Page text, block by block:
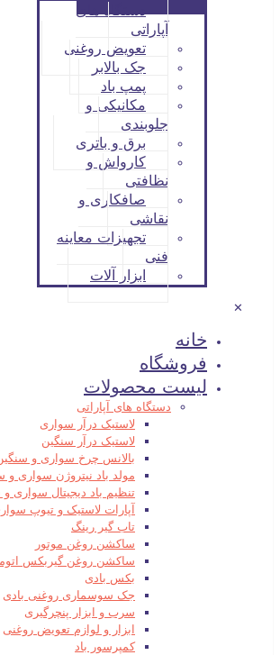
دستگاه های
آپاراتی
تعویض روغنی
جک بالابر
پمپ باد
مکانیکی و
جلوبندی
برق و باتری
کارواش و
نظافتی
صافکاری و
نقاشی
تجهیزات معاینه
فنی
ابزار آلات
✕
خانه
فروشگاه
لیست محصولات
دستگاه های آپاراتی
لاستیک درآر سواری
لاستیک درآر سنگین
بالانس چرخ سواری و
مولد باد نیتروژن سواری و
تنظیم باد دیجیتال سواری
آپارات لاستیک و تیوپ
تاب گیر رینگ
ساکشن روغن موتور
ساکشن روغن گیربکس
بکس بادی
جک سوسماری روغنی بادی
سرب و ابزار پنچرگیری
ابزار و لوازم تعویض روغنی
کمپرسور باد